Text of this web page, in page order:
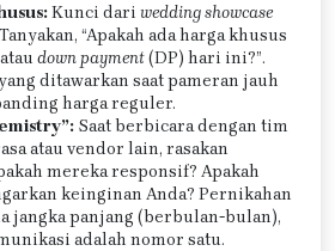
Kunci dari wedding showcase
“Apakah ada harga khusus
atau down payment(DP) hari ini?”.
ditawarkan saat pameran jauh
harga reguler.
Saat berbicara dengan tim
atau vendor lain, rasakan
mereka responsif? Apakah
keinginan Anda? Pernikahan
jangka panjang (berbulan-bulan),
adalah nomor satu.